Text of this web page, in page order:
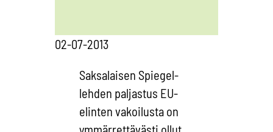
02-07-2013
Saksalaisen Spiegel-
lehden paljastus EU-
elinten vakoilusta on